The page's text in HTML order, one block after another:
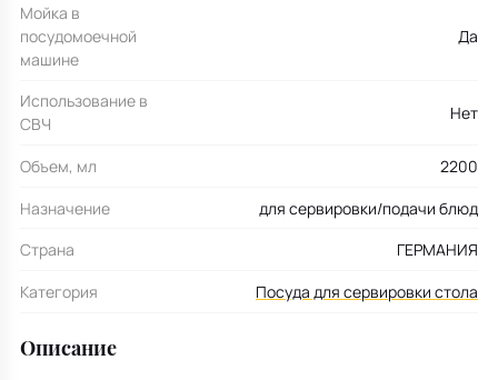
Мойка в
посудомоечной
машине
Да
Использование в
СВЧ
Нет
Объем, мл
2200
Назначение
для сервировки/подачи блюд
Страна
ГЕРМАНИЯ
Категория
Посуда для сервировки стола
Описание